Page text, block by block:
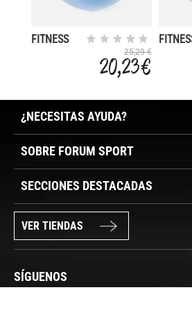
FITNESS
25,29 €
20,23 €
¿NECESITAS AYUDA?
SOBRE FORUM SPORT
SECCIONES DESTACADAS
VER TIENDAS
SÍGUENOS